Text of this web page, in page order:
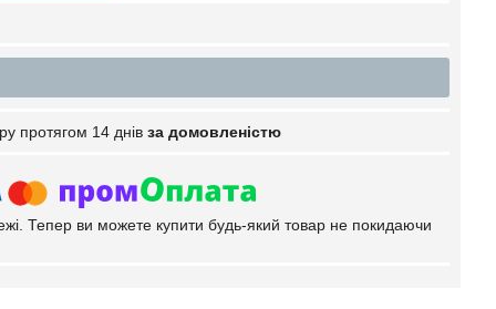
протягом 14 днів за домовленістю
Тепер ви можете купити будь-який товар не покидаючи